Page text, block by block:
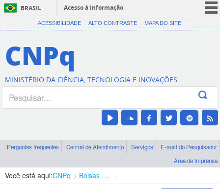
BRASIL
Acesso à informação
CORONAVÍRUS (COVID-19)
Canais
ACESSIBILIDADE ALTO CONTRASTE MAPA DO SITE
CNPq
MINISTÉRIO DA CIÊNCIA, TECNOLOGIA E INOVAÇÕES
Perguntas frequentes Central de Atendimento Serviços
E-mail do Pesquisador
Área de imprensa
Você está aqui:CNPq Bolsas e Auxílios Vigentes